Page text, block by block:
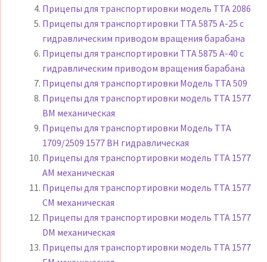
Прицепы для транспортировки модель TTA 2086
Прицепы для транспортировки TTA 5875 A-25 с
гидравлическим приводом вращения барабана
Прицепы для транспортировки TTA 5875 A-40 с
гидравлическим приводом вращения барабана
Прицепы для транспортировки Модель TTA 509
Прицепы для транспортировки модель TTA 1577
BM механическая
Прицепы для транспортировки Модель TTA
1709/2509 1577 BH гидравлическая
Прицепы для транспортировки модель TTA 1577
AM механическая
Прицепы для транспортировки модель TTA 1577
CM механическая
Прицепы для транспортировки модель TTA 1577
DM механическая
Прицепы для транспортировки модель TTA 1577